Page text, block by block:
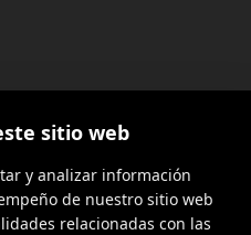
sitio web
y analizar información
de nuestro sitio web
relacionadas con las